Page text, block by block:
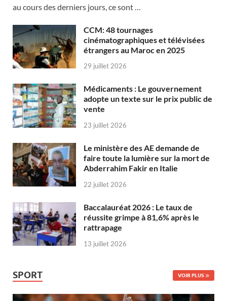
au cours des derniers jours, ce sont …
CCM: 48 tournages
cinématographiques et télévisées
étrangers au Maroc en 2025
29 juillet 2026
Médicaments : Le gouvernement
adopte un texte sur le prix public de
vente
23 juillet 2026
Le ministère des AE demande de
faire toute la lumière sur la mort de
Abderrahim Fakir en Italie
22 juillet 2026
Baccalauréat 2026 : Le taux de
réussite grimpe à 81,6% après le
rattrapage
13 juillet 2026
SPORT VOIR PLUS